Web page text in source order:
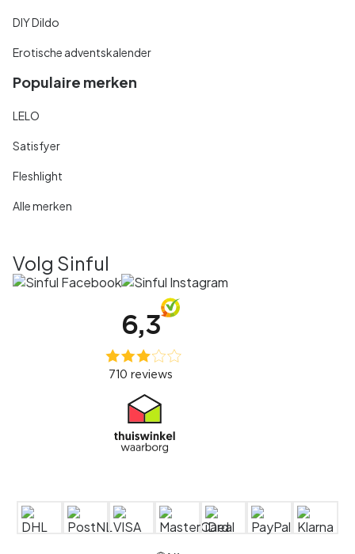
DIY Dildo
Erotische adventskalender
Populaire merken
LELO
Satisfyer
Fleshlight
Alle merken
Volg Sinful